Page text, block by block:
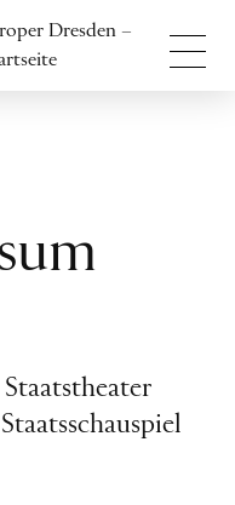
Dresden –
Staatstheater